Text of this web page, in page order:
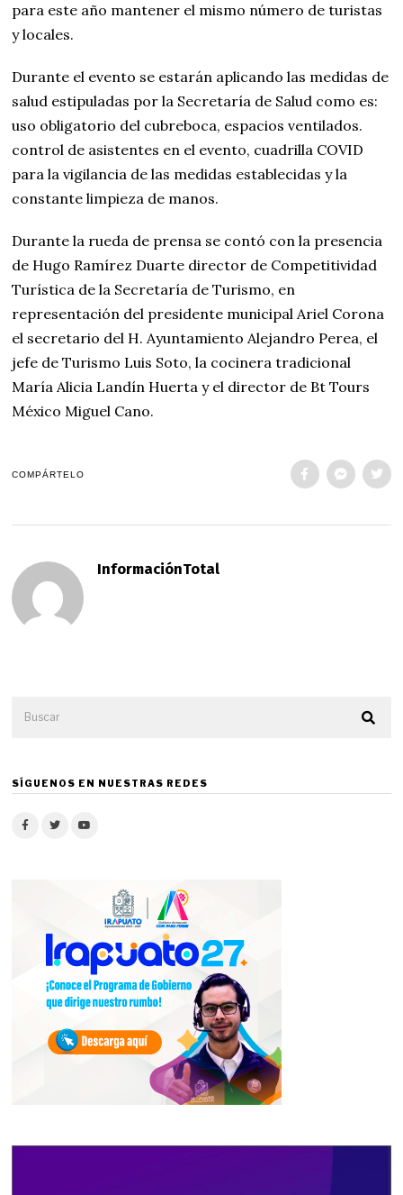
para este año mantener el mismo número de turistas
y locales.
Durante el evento se estarán aplicando las medidas de
salud estipuladas por la Secretaría de Salud como es:
uso obligatorio del cubreboca, espacios ventilados.
control de asistentes en el evento, cuadrilla COVID
para la vigilancia de las medidas establecidas y la
constante limpieza de manos.
Durante la rueda de prensa se contó con la presencia
de Hugo Ramírez Duarte director de Competitividad
Turística de la Secretaría de Turismo, en
representación del presidente municipal Ariel Corona
el secretario del H. Ayuntamiento Alejandro Perea, el
jefe de Turismo Luis Soto, la cocinera tradicional
María Alicia Landín Huerta y el director de Bt Tours
México Miguel Cano.
COMPÁRTELO
InformaciónTotal
SÍGUENOS EN NUESTRAS REDES